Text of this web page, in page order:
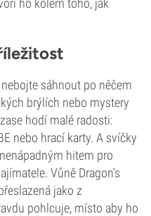
ho kolem toho, jak
sáhnout po něčem
brýlích nebo mystery
hodí malé radosti:
nebo hrací karty. A svíčky
hitem pro
Vůně Dragon's
jako z
pohlcuje, místo aby ho